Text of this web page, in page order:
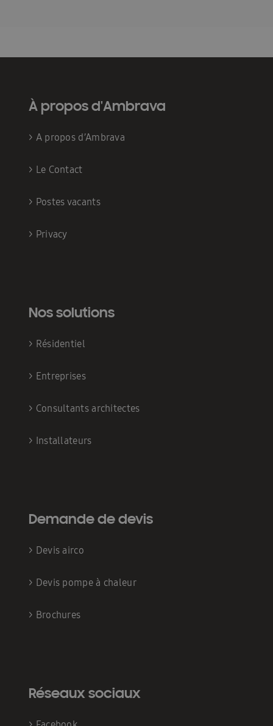
À propos d'Ambrava
> A propos d’Ambrava
> Le Contact
> Postes vacants
> Privacy
Nos solutions
> Résidentiel
> Entreprises
> Consultants architectes
> Installateurs
Demande de devis
> Devis airco
> Devis pompe à chaleur
> Brochures
Réseaux sociaux